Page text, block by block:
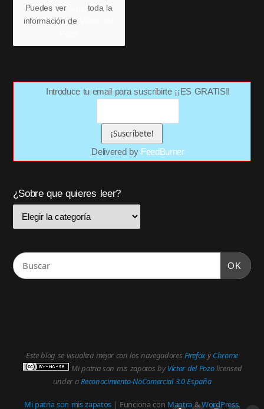
Puedes ver
toda la
información de
Introduce tu email para suscribirte ¡¡ES GRATIS!!
Delivered by FeedBurner
¿Sobre que quieres leer?
OK
Este blog se visualiza mejor con los navegadoresFirefoxyChrome
Mi patria son mis zapatos byVíctor del Pozolicensed
under aReconocimiento-NoComercial 3.0 España
Mi patria son mis zapatos | Funciona con Mantra&WordPress.